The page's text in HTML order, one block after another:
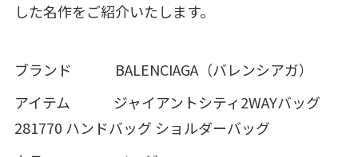
した名作をご紹介いたします。
ブランド BALENCIAGA（バレンシアガ）
アイテム ジャイアントシティ2WAYバッグ
281770 ハンドバッグ ショルダーバッグ